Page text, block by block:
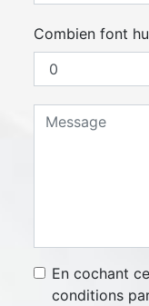
Combien font
En cochant
conditions